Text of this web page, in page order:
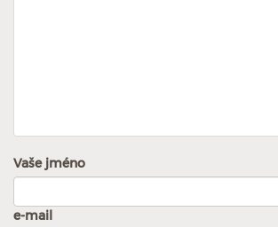
Vaše jméno
e-mail